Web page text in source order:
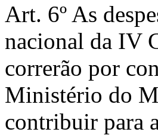
Art. 6º As
nacional da IV
correrão por
Ministério do
contribuir para